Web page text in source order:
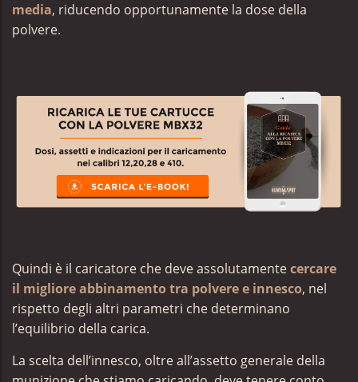
media, riducendo opportunamente la dose della
polvere.
Quindi è il caricatore che deve assolutamentecercare
il migliore abbinamento tra polvere e innesco, nel
rispetto degli altri parametri che determinano
l’equilibrio della carica.
La scelta dell’innesco, oltre all’assetto generale della